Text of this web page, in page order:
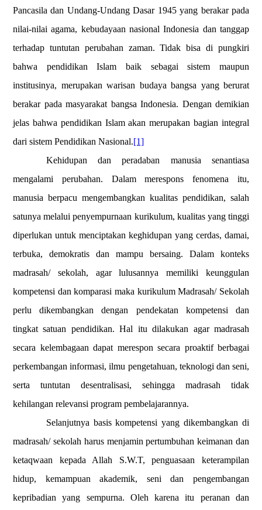
Pancasila dan Undang-Undang Dasar 1945 yang berakar pada
nilai-nilai agama, kebudayaan nasional Indonesia dan tanggap
terhadap tuntutan perubahan zaman. Tidak bisa di pungkiri
bahwa pendidikan Islam baik sebagai sistem maupun
institusinya, merupakan warisan budaya bangsa yang berurat
berakar pada masyarakat bangsa Indonesia. Dengan demikian
jelas bahwa pendidikan Islam akan merupakan bagian integral
dari sistem Pendidikan Nasional.[1]
Kehidupan dan peradaban manusia senantiasa
mengalami perubahan. Dalam merespons fenomena itu,
manusia berpacu mengembangkan kualitas pendidikan, salah
satunya melalui penyempurnaan kurikulum, kualitas yang tinggi
diperlukan untuk menciptakan keghidupan yang cerdas, damai,
terbuka, demokratis dan mampu bersaing. Dalam konteks
madrasah/ sekolah, agar lulusannya memiliki keunggulan
kompetensi dan komparasi maka kurikulum Madrasah/ Sekolah
perlu dikembangkan dengan pendekatan kompetensi dan
tingkat satuan pendidikan. Hal itu dilakukan agar madrasah
secara kelembagaan dapat merespon secara proaktif berbagai
perkembangan informasi, ilmu pengetahuan, teknologi dan seni,
serta tuntutan desentralisasi, sehingga madrasah tidak
kehilangan relevansi program pembelajarannya.
Selanjutnya basis kompetensi yang dikembangkan di
madrasah/ sekolah harus menjamin pertumbuhan keimanan dan
ketaqwaan kepada Allah S.W.T, penguasaan keterampilan
hidup, kemampuan akademik, seni dan pengembangan
kepribadian yang sempurna. Oleh karena itu peranan dan